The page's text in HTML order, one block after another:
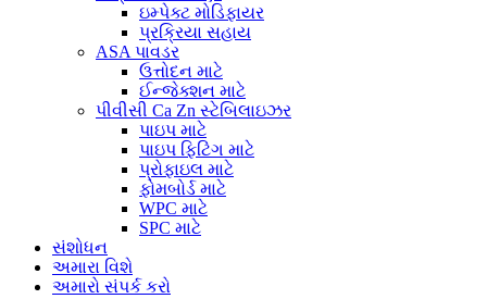
ઇમ્પેક્ટ મોડિફાયર
પ્રક્રિયા સહાય
ASA પાવડર
ઉત્તોદન માટે
ઈન્જેક્શન માટે
પીવીસી Ca Zn સ્ટેબિલાઇઝર
પાઇપ માટે
પાઇપ ફિટિંગ માટે
પ્રોફાઇલ માટે
ફોમબોર્ડ માટે
WPC માટે
SPC માટે
સંશોધન
અમારા વિશે
અમારો સંપર્ક કરો